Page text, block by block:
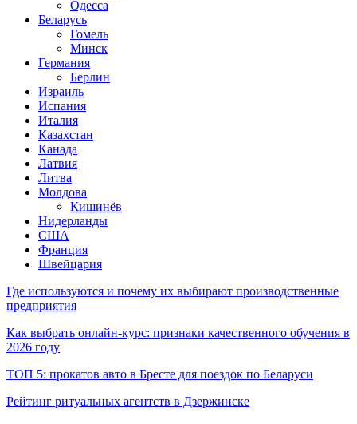
Одесса
Беларусь
Гомель
Минск
Германия
Берлин
Израиль
Испания
Италия
Казахстан
Канада
Латвия
Литва
Молдова
Кишинёв
Нидерланды
США
Франция
Швейцария
Где используются и почему их выбирают производственные
предприятия
Как выбрать онлайн-курс: признаки качественного обучения в
2026 году
ТОП 5: прокатов авто в Бресте для поездок по Беларуси
Рейтинг ритуальных агентств в Дзержинске